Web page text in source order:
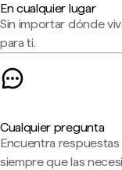
En cualquier lugar
Sin importar dónde
para ti.
Cualquier pregunta
Encuentra
siempre que las